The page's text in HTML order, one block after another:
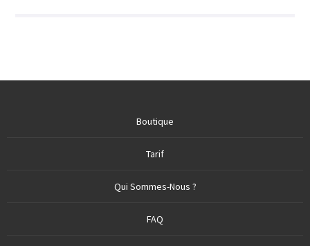
Boutique
Tarif
Qui Sommes-Nous ?
FAQ